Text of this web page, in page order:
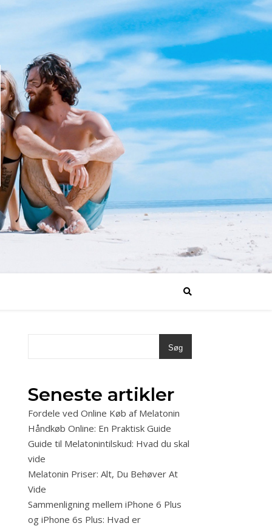
Søg
Seneste artikler
Fordele ved Online Køb af Melatonin
Håndkøb Online: En Praktisk Guide
Guide til Melatonintilskud: Hvad du skal
vide
Melatonin Priser: Alt, Du Behøver At
Vide
Sammenligning mellem iPhone 6 Plus
og iPhone 6s Plus: Hvad er